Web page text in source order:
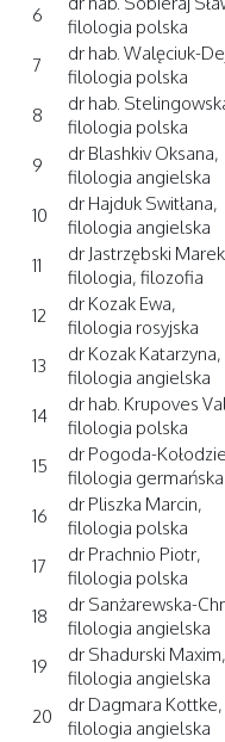
6
filologia polska
7
dr hab. Walęciuk-
filologia polska
8
dr hab.
filologia polska
9
dr Blashkiv Oksana,
filologia angielska
10
dr Hajduk Switłana,
filologia angielska
11
dr Jastrzębski
filologia, filozofia
12
dr Kozak Ewa,
filologia rosyjska
13
dr Kozak Katarzyna,
filologia angielska
14
dr hab. Krupoves
filologia polska
15
dr Pogoda-
filologia germańska
16
dr Pliszka Marcin,
filologia polska
17
dr Prachnio Piotr,
filologia polska
18
dr Sanżarewska-
filologia angielska
19
dr Shadurski Maxim,
filologia angielska
20
dr Dagmara Kottke,
filologia angielska